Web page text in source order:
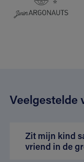
Veelgestelde
Zit mijn kind
vriend in de